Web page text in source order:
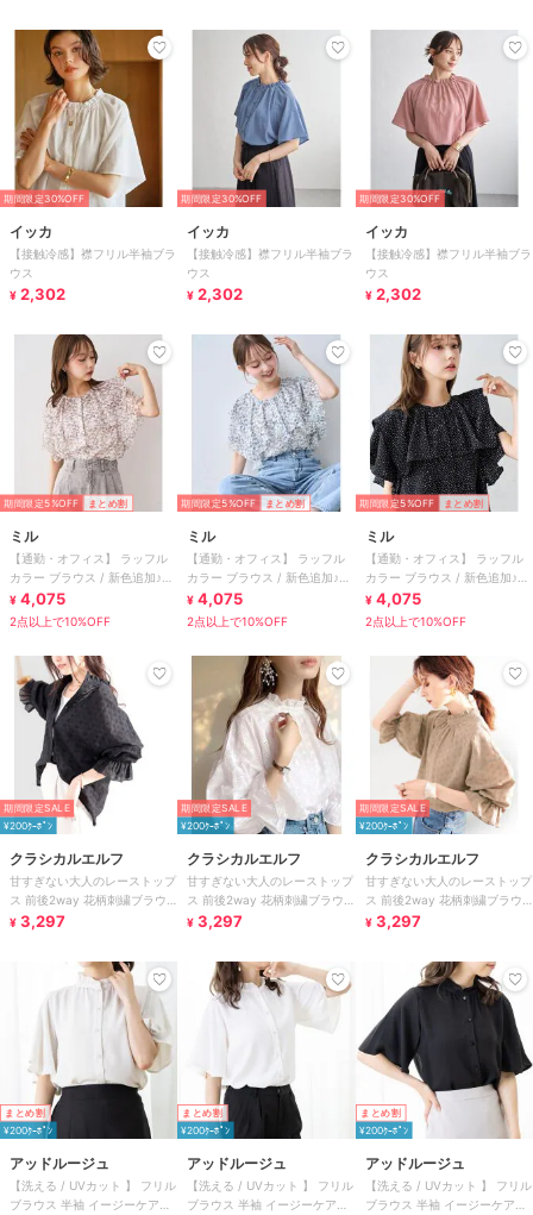
期間限定30%OFF
イッカ
【接触冷感】襟フリル半袖ブラ
ウス
¥ 2,302
期間限定30%OFF
イッカ
【接触冷感】襟フリル半袖ブラ
ウス
¥ 2,302
期間限定30%OFF
イッカ
【接触冷感】襟フリル半袖ブラ
ウス
¥ 2,302
期間限定5%OFF まとめ割
ミル
【通勤・オフィス】 ラッフル
カラー ブラウス / 新色追加♪
【mil(ミル)】
¥ 4,075
2点以上で10%OFF
期間限定5%OFF まとめ割
ミル
【通勤・オフィス】 ラッフル
カラー ブラウス / 新色追加♪
【mil(ミル)】
¥ 4,075
2点以上で10%OFF
期間限定5%OFF まとめ割
ミル
【通勤・オフィス】 ラッフル
カラー ブラウス / 新色追加♪
【mil(ミル)】
¥ 4,075
2点以上で10%OFF
期間限定SALE
¥200ｸｰﾎﾟﾝ
クラシカルエルフ
甘すぎない大人のレーストップ
ス 前後2way 花柄刺繍ブラウ
ス
¥ 3,297
期間限定SALE
¥200ｸｰﾎﾟﾝ
クラシカルエルフ
甘すぎない大人のレーストップ
ス 前後2way 花柄刺繍ブラウ
ス
¥ 3,297
期間限定SALE
¥200ｸｰﾎﾟﾝ
クラシカルエルフ
甘すぎない大人のレーストップ
ス 前後2way 花柄刺繍ブラウ
ス
¥ 3,297
まとめ割
¥200ｸｰﾎﾟﾝ
アッドルージュ
【洗える / UVカット 】 フリル
ブラウス 半袖 イージーケア
まとめ割
¥200ｸｰﾎﾟﾝ
アッドルージュ
【洗える / UVカット 】 フリル
ブラウス 半袖 イージーケア
まとめ割
¥200ｸｰﾎﾟﾝ
アッドルージュ
【洗える / UVカット 】 フリル
ブラウス 半袖 イージーケア